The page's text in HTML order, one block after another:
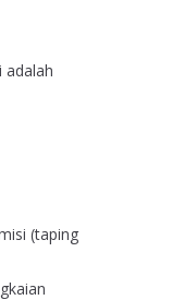
adalah
(taping